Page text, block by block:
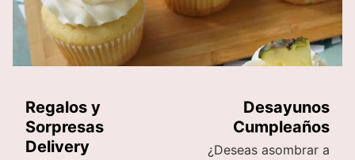
Regalos y
Sorpresas
Delivery
Desayunos
Cumpleaños
¿Deseas asombrar a